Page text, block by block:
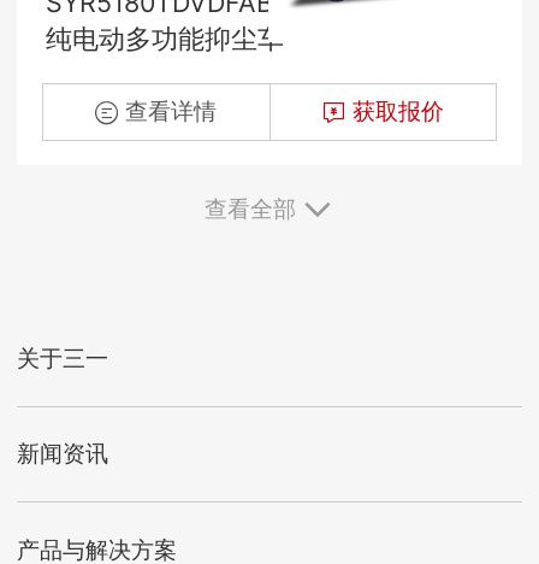
纯电动多功能抑尘车
查看详情 获取报价
查看全部
关于三一
新闻资讯
产品与解决方案